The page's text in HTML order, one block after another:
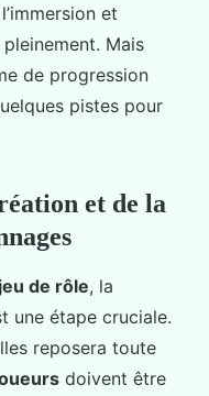
et
Mais
de progression
pistes pour
et de la
jeu de rôle, la
une étape cruciale.
reposera toute
doivent être